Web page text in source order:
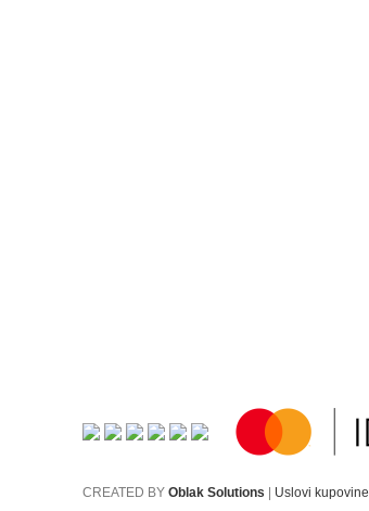
CREATED BY Oblak Solutions Uslovi kupovine